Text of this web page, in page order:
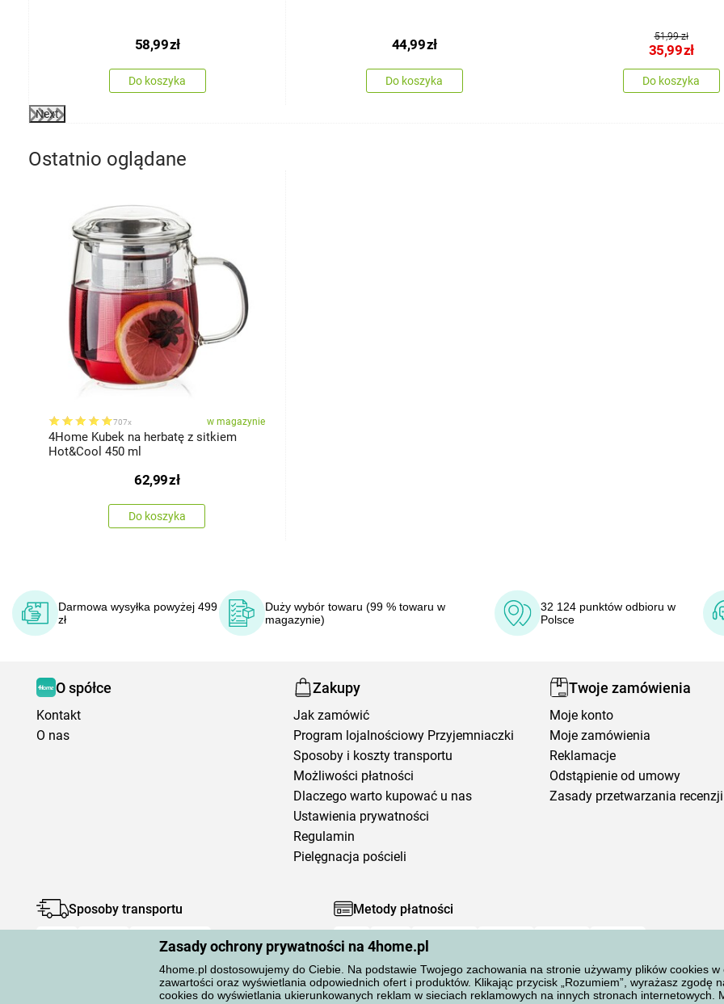
Zasady ochrony prywatności na 4home.pl
4home.pl dostosowujemy do Ciebie. Na podstawie Twojego zachowania na stronie używamy plików cookies
zawartości oraz wyświetlania odpowiednich ofert i produktów. Klikając przycisk „Rozumiem”, wyrażasz zgodę
cookies do wyświetlania ukierunkowanych reklam w sieciach reklamowych na innych stronach internetowych.
58,99zł
Do koszyka
44,99zł
Do koszyka
51,99 zł
35,99zł
Do koszyka
Next
Ostatnio oglądane
707x w magazynie
4Home Kubek na herbatę z sitkiem
Hot&Cool 450 ml
62,99zł
Do koszyka
Darmowa wysyłka powyżej 499
zł
Duży wybór towaru (99 % towaru w
magazynie)
32 124 punktów odbioru w
Polsce
O spółce
Kontakt
O nas
Zakupy
Jak zamówić
Program lojalnościowy Przyjemniaczki
Sposoby i koszty transportu
Możliwości płatności
Dlaczego warto kupować u nas
Ustawienia prywatności
Regulamin
Pielęgnacja pościeli
Twoje zamówienia
Moje konto
Moje zamówienia
Reklamacje
Odstąpienie od umowy
Zasady przetwarzania recenzji
Sposoby transportu Metody płatności